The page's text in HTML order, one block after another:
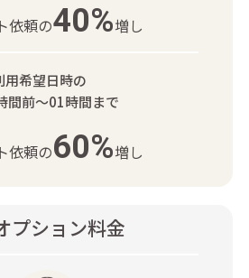
依頼の40%増し
用希望日時の
間前～01時間まで
依頼の60%増し
プション料金